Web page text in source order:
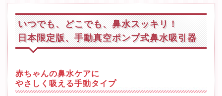
いつでも、どこでも、鼻水スッキリ！
日本限定版、手動真空ポンプ式鼻水吸引器
赤ちゃんの鼻水ケアに
やさしく吸える手動タイプ